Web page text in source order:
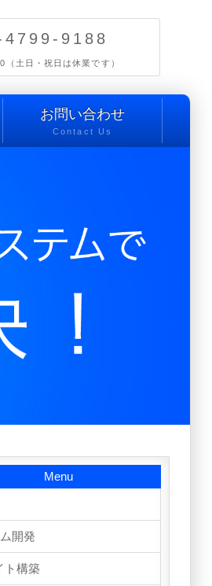
9188
土日・祝日は休業です）
お問い合わせ
Contact Us
Menu
開発
ト構築